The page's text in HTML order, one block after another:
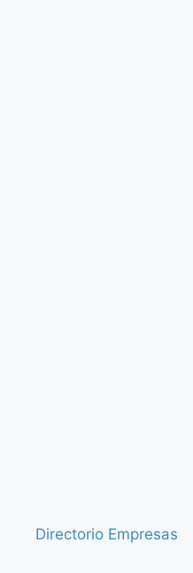
Directorio Empresas